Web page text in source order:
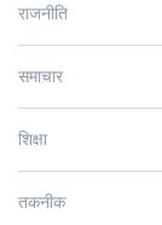
राजनीति
समाचार
शिक्षा
तकनीक